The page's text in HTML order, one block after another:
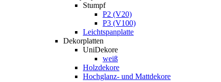
Stumpf
P2 (V20)
P3 (V100)
Leichtspanplatte
Dekorplatten
UniDekore
weiß
Holzdekore
Hochglanz- und Mattdekore